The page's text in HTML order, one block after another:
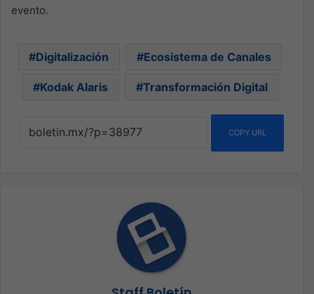
evento.
Digitalización Ecosistema de Canales
Kodak Alaris Transformación Digital
COPY URL